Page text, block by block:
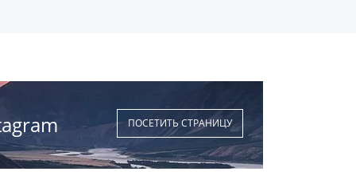
ПОСЕТИТЬ СТРАНИЦУ